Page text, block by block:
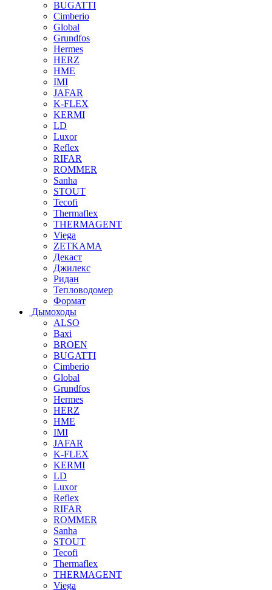
BUGATTI
Cimberio
Global
Grundfos
Hermes
HERZ
HME
IMI
JAFAR
K-FLEX
KERMI
LD
Luxor
Reflex
RIFAR
ROMMER
Sanha
STOUT
Tecofi
Thermaflex
THERMAGENT
Viega
ZETKAMA
Декаст
Джилекс
Ридан
Тепловодомер
Формат
Дымоходы
ALSO
Baxi
BROEN
BUGATTI
Cimberio
Global
Grundfos
Hermes
HERZ
HME
IMI
JAFAR
K-FLEX
KERMI
LD
Luxor
Reflex
RIFAR
ROMMER
Sanha
STOUT
Tecofi
Thermaflex
THERMAGENT
Viega